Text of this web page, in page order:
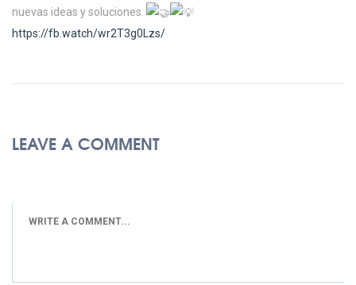
nuevas ideas y soluciones.
https://fb.watch/wr2T3g0Lzs/
LEAVE A COMMENT